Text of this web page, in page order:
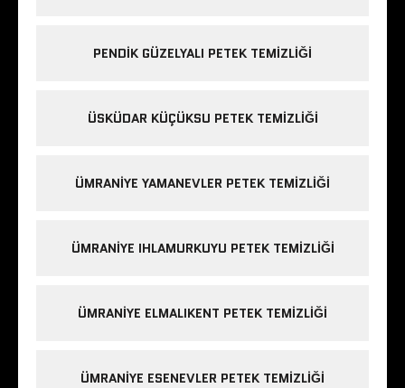
PENDIK GÜZELYALI PETEK TEMIZLIĞI
ÜSKÜDAR KÜÇÜKSU PETEK TEMIZLIĞI
ÜMRANIYE YAMANEVLER PETEK TEMIZLIĞI
ÜMRANIYE IHLAMURKUYU PETEK TEMIZLIĞI
ÜMRANIYE ELMALIKENT PETEK TEMIZLIĞI
ÜMRANIYE ESENEVLER PETEK TEMIZLIĞI